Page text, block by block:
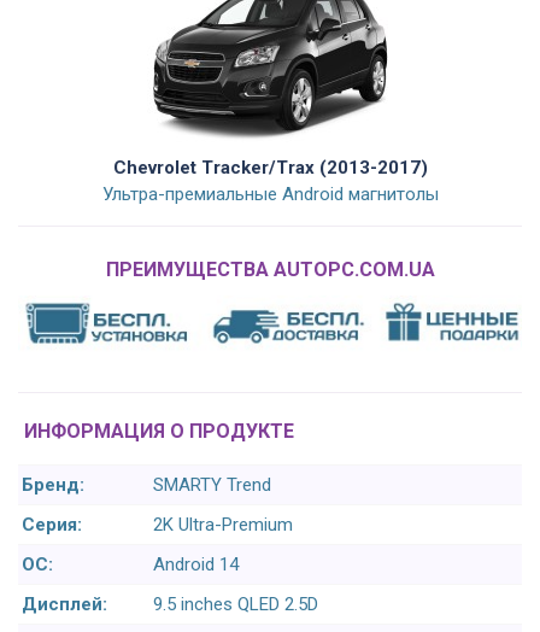
Chevrolet Tracker/Trax (2013-2017)
Ультра-премиальные Android магнитолы
ПРЕИМУЩЕСТВА AUTOPC.COM.UA
ИНФОРМАЦИЯ О ПРОДУКТЕ
Бренд:
SMARTY Trend
Серия:
2K Ultra-Premium
ОС:
Android 14
Дисплей:
9.5 inches QLED 2.5D